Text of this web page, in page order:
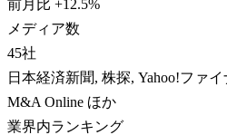
前月比 +12.5%
メディア数
45社
日本経済新聞, 株探, Yahoo!ファ
M&A Online ほか
業界内ランキング